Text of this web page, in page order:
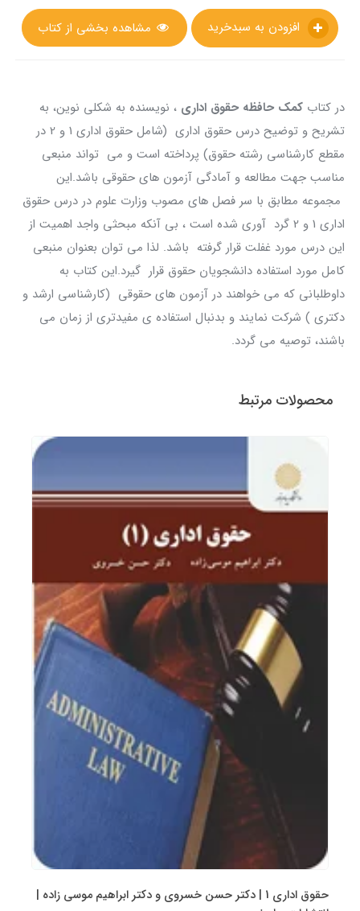
مشاهده بخشی از کتاب
در کتاب کمک حافظه حقوق اداری ، نویسنده به شکلی نوین، به
تشریح و توضیح درس حقوق اداری (شامل حقوق اداری 1 و 2 در
مقطع کارشناسی رشته حقوق) پرداخته است و می تواند منبعی
مناسب جهت مطالعه و آمادگی آزمون های حقوقی باشد.این
مجموعه مطابق با سر فصل های مصوب وزارت علوم در درس حقوق
اداری 1 و 2 گرد آوری شده است ، بی آنکه مبحثی واجد اهمیت از
این درس مورد غفلت قرار گرفته باشد. لذا می توان بعنوان منبعی
کامل مورد استفاده دانشجویان حقوق قرار گیرد.این کتاب به
داوطلبانی که می خواهند در آزمون های حقوقی (کارشناسی ارشد و
دکتری ) شرکت نمایند و بدنبال استفاده ی مفیدتری از زمان می
باشند، توصیه می گردد.
محصولات مرتبط
حقوق اداری 1 | دکتر حسن خسروی و دکتر ابراهیم موسی زاده |